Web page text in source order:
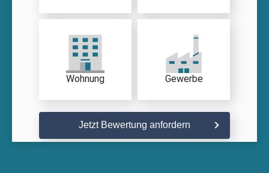
Wohnung Gewerbe
Jetzt Bewertung anfordern